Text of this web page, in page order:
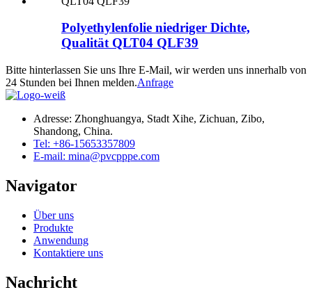
Polyethylenfolie niedriger Dichte,
Qualität QLT04 QLF39
Bitte hinterlassen Sie uns Ihre E-Mail, wir werden uns innerhalb von
24 Stunden bei Ihnen melden.Anfrage
Adresse: Zhonghuangya, Stadt Xihe, Zichuan, Zibo,
Shandong, China.
Tel: +86-15653357809
E-mail: mina@pvcpppe.com
Navigator
Über uns
Produkte
Anwendung
Kontaktiere uns
Nachricht